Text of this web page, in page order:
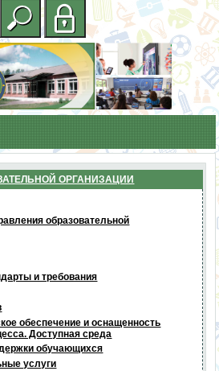
ОРГАНИЗАЦИИ
образовательной
и требования
обеспечение и оснащенность
Доступная среда
обучающихся
услуги